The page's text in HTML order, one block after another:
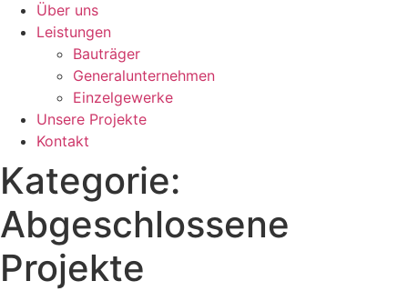
Über uns
Leistungen
Bauträger
Generalunternehmen
Einzelgewerke
Unsere Projekte
Kontakt
Kategorie:
Abgeschlossene
Projekte